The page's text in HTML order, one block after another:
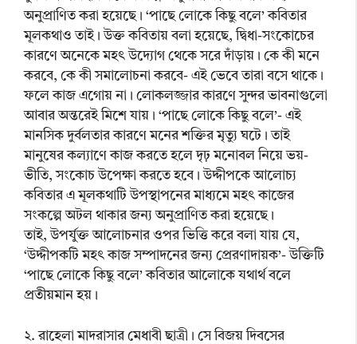
অনুপ্রাণিত করা হয়েছে। ‘পাছে লোকে কিছু বলে’ কবিতার
মূলকথাও তাই। উক্ত কবিতায় বলা হয়েছে, দ্বিধা-সংকোচের
কারণে অনেকে মহৎ উদ্যোগ থেকে সরে দাঁড়ায়। কে কী মনে
করবে, কে কী সমালোচনা করবে- এই ভেবে তারা বসে থাকে।
ফলে কাজ এগোয় না। লোকলজ্জার কারণে সুন্দর ভাবনাগুলো
আবার অন্তরেই মিশে যায়। ‘পাছে লোকে কিছু বলে’- এই
মানসিক দুর্বলতার কারণে মনের শক্তির মৃত্যু ঘটে। তাই
মানুষের কল্যাণে কাজ করতে হলে দৃঢ় মনোবল নিয়ে ভয়-
ভীতি, সংকোচ উপেক্ষা করতে হবে। উদ্দীপকে আলোচ্য
কবিতার এ মূলকথাটি উপস্থাপনের মাধ্যমে মহৎ কাজের
সংকল্পে অটল থাকার জন্য অনুপ্রাণিত করা হয়েছে।
তাই, উপর্যুক্ত আলোচনার ওপর ভিত্তি করে বলা যায় যে,
‘উদ্দীপকটি মহৎ কাজ সম্পাদনের জন্য প্রেরণাদায়ক’- উক্তিটি
‘পাছে লোকে কিছু বলে’ কবিতার আলোকে যথার্থ বলে
প্রতীয়মান হয়।
২. রাহেলা মাদরাসার মেধাবী ছাত্রী। সে বিজয় দিবসের